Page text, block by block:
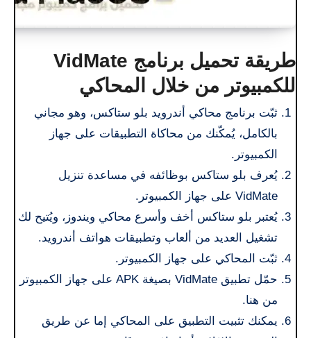
طريقة تحميل برنامج VidMate
للكمبيوتر من خلال المحاكي
ثبّت برنامج محاكي أندرويد بلو ستاكس، وهو مجاني
بالكامل، يُمكّنك من محاكاة التطبيقات على جهاز
الكمبيوتر.
يُعرف بلو ستاكس بوظائفه في مساعدة تنزيل
VidMate على جهاز الكمبيوتر.
يُعتبر بلو ستاكس أخف وأسرع محاكي ويندوز، ويُتيح لك
تشغيل العديد من ألعاب وتطبيقات هواتف أندرويد.
ثبّت المحاكي على جهاز الكمبيوتر.
حمّل تطبيق VidMate بصيغة APK على جهاز الكمبيوتر
من هنا.
يمكنك تثبيت التطبيق على المحاكي إما عن طريق